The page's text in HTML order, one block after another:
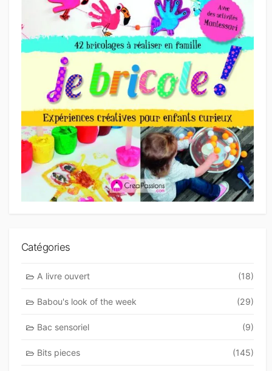
Catégories
A livre ouvert (18)
Babou's look of the week (29)
Bac sensoriel (9)
Bits pieces (145)